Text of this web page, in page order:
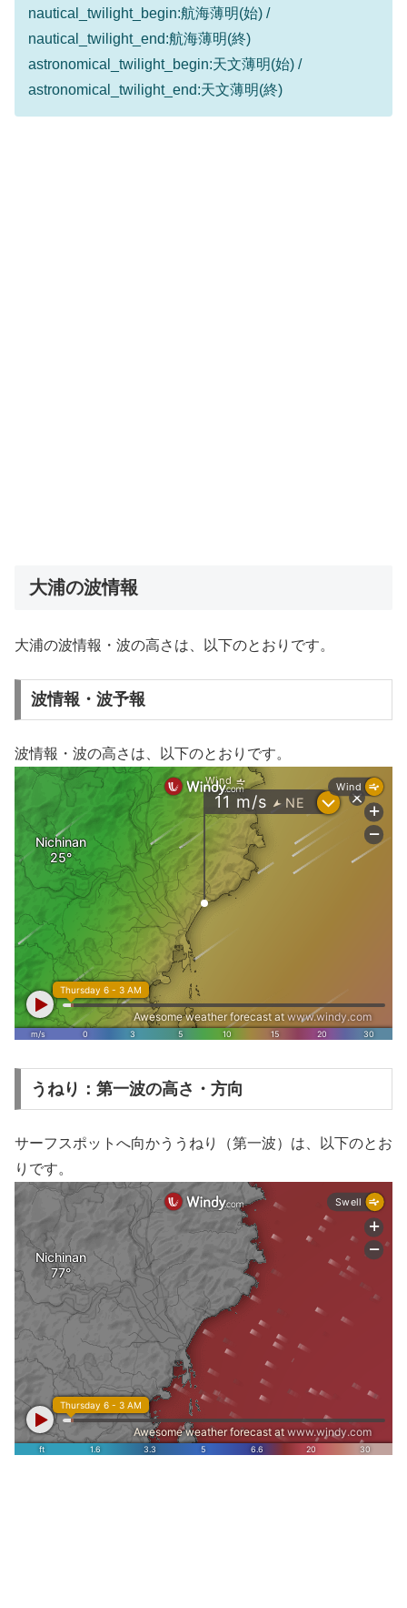
nautical_twilight_begin:航海薄明(始) /
nautical_twilight_end:航海薄明(終)
astronomical_twilight_begin:天文薄明(始) /
astronomical_twilight_end:天文薄明(終)
大浦の波情報
大浦の波情報・波の高さは、以下のとおりです。
波情報・波予報
波情報・波の高さは、以下のとおりです。
うねり：第一波の高さ・方向
サーフスポットへ向かううねり（第一波）は、以下のとお
りです。